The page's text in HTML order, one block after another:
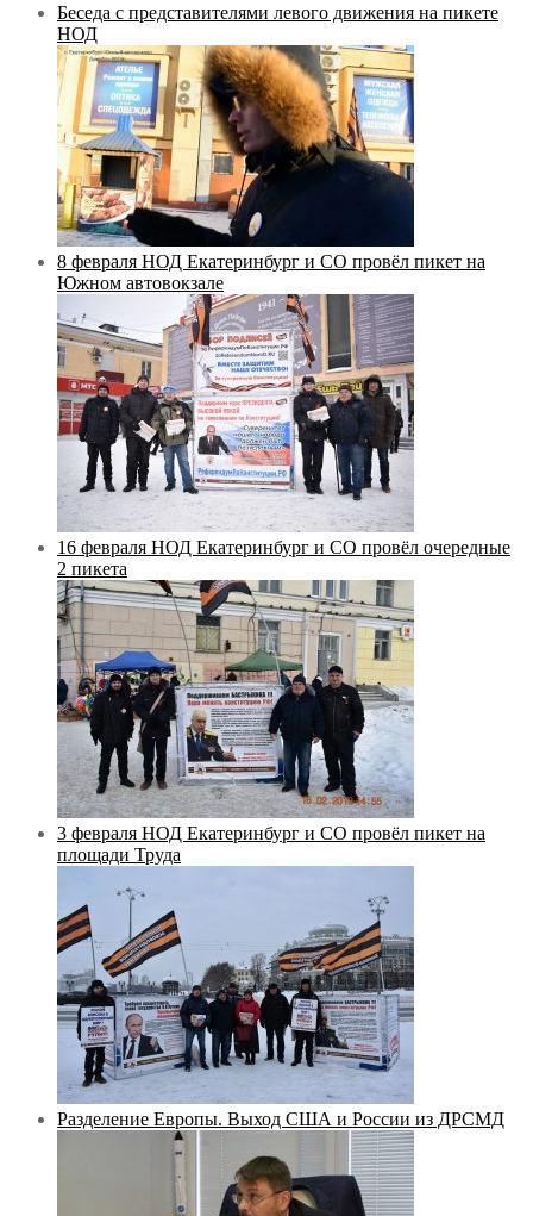
Беседа с представителями левого движения на пикете
НОД
8 февраля НОД Екатеринбург и СО провёл пикет на
Южном автовокзале
16 февраля НОД Екатеринбург и СО провёл очередные
2 пикета
3 февраля НОД Екатеринбург и СО провёл пикет на
площади Труда
Разделение Европы. Выход США и России из ДРСМД